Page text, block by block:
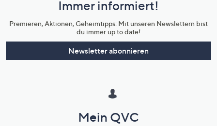
Unternehmensinformationen
Immer informiert!
Premieren, Aktionen, Geheimtipps: Mit unseren Newslettern bist
du immer up to date!
Newsletter abonnieren
Mein QVC